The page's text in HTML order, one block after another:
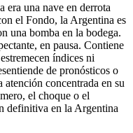
era una nave en derrota
el Fondo, la Argentina es
una bomba en la bodega.
en pausa. Contiene
índices ni
de pronósticos o
concentrada en su
el choque o el
definitiva en la Argentina